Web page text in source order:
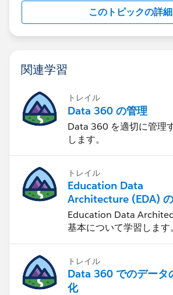
このトピックの詳細
関連学習
トレイル
Data 360 の管理
Data 360 を適切に管理
します。
トレイル
Education Data
Architecture (EDA)
理
Education Data
基本について学習します。
トレイル
Data 360 でのデータ
化